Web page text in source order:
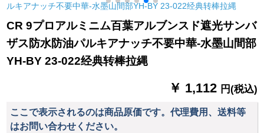
遮光米黄
バーンドバーンドバ
ーンドドドカープス
キー壁フック洋风カ
ータテテテテ
取ります。
CR 9プロアルミニム百葉アルブンスド遮光サンバ
ザス防水防油パルキアナッチ不要中華-水墨山間部
YH-BY 23-022经典转棒拉縄
￥ 1,112 円(税込)
ここで表示されるのは商品原価です。代理費用、送料等
はお問い合わせください。